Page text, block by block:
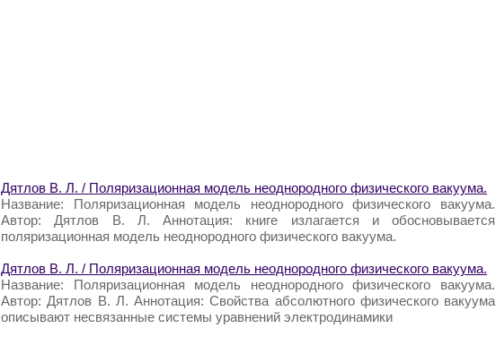
Дятлов В. Л. / Поляризационная модель неоднородного физического вакуума.
Название: Поляризационная модель неоднородного физического вакуума.
Автор: Дятлов В. Л. Аннотация: книге излагается и обосновывается
поляризационная модель неоднородного физического вакуума.
Дятлов В. Л. / Поляризационная модель неоднородного физического вакуума.
Название: Поляризационная модель неоднородного физического вакуума.
Автор: Дятлов В. Л. Аннотация: Свойства абсолютного физического вакуума
описывают несвязанные системы уравнений электродинамики